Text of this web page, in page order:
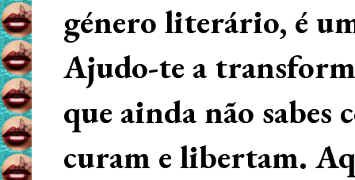
género literário, é
Ajudo-te a
que ainda não
curam e libertam.